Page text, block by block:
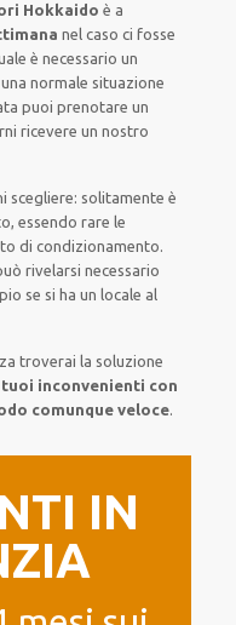
Hokkaido è a
nel caso ci fosse
è necessario un
normale situazione
puoi prenotare un
ricevere un nostro
scegliere: solitamente è
essendo rare le
di condizionamento.
rivelarsi necessario
se si ha un locale al
troverai la soluzione
inconvenienti con
comunque veloce.
IN